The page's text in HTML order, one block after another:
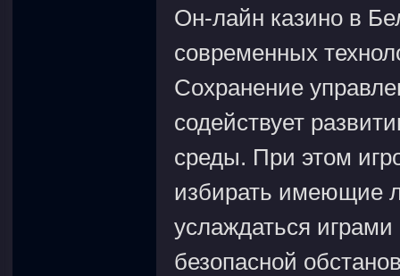
Он-лайн казино в
современных
Сохранение
содействует
среды. При этом
избирать имеющие
услаждаться
безопасной